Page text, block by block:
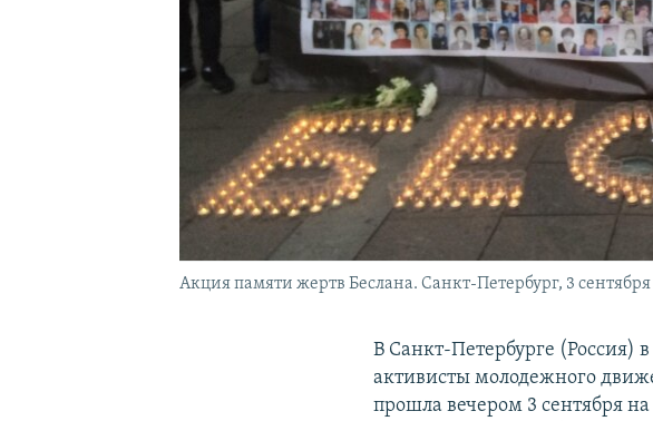
Акция памяти жертв Беслана. Санкт-Петербург, 3 сентября
В Санкт-Петербурге (Россия)
активисты молодежного
прошла вечером 3 сентября